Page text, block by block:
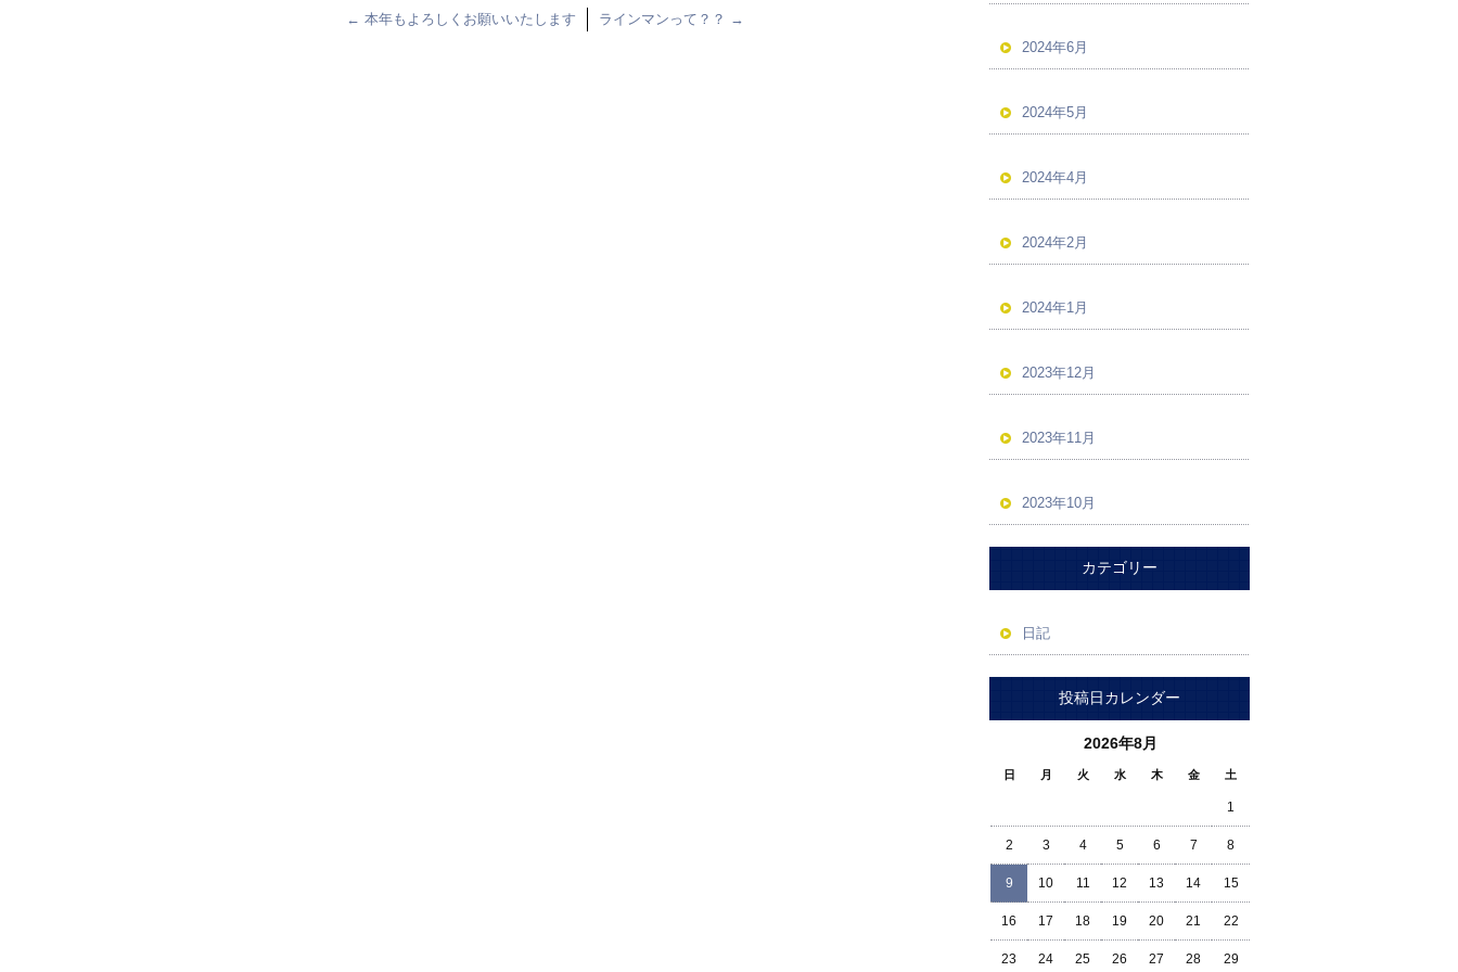
← 本年もよろしくお願いいたします ラインマンって？？ →
2024年6月
2024年5月
2024年4月
2024年2月
2024年1月
2023年12月
2023年11月
2023年10月
カテゴリー
日記
投稿日カレンダー
2026年8月
日 月 火 水 木 金 土
1
2 3 4 5 6 7 8
9 10 11 12 13 14 15
16 17 18 19 20 21 22
23 24 25 26 27 28 29